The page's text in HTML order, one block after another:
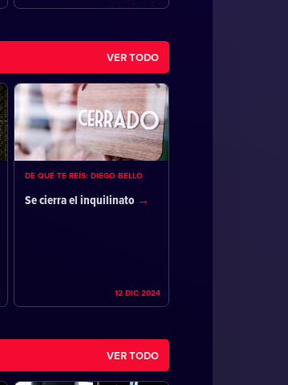
VER TODO
DE QUÉ TE REÍS: DIEGO BELLO
Se cierra el inquilinato
12 DIC 2024
VER TODO